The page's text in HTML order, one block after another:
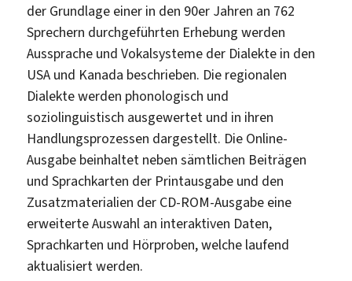
der Grundlage einer in den 90er Jahren an 762
Sprechern durchgeführten Erhebung werden
Aussprache und Vokalsysteme der Dialekte in den
USA und Kanada beschrieben. Die regionalen
Dialekte werden phonologisch und
soziolinguistisch ausgewertet und in ihren
Handlungsprozessen dargestellt. Die Online-
Ausgabe beinhaltet neben sämtlichen Beiträgen
und Sprachkarten der Printausgabe und den
Zusatzmaterialien der CD-ROM-Ausgabe eine
erweiterte Auswahl an interaktiven Daten,
Sprachkarten und Hörproben, welche laufend
aktualisiert werden.